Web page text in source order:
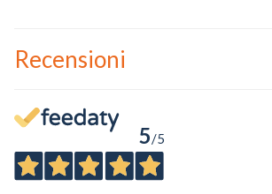
Un privato
Un professionista
Recensioni
5/5